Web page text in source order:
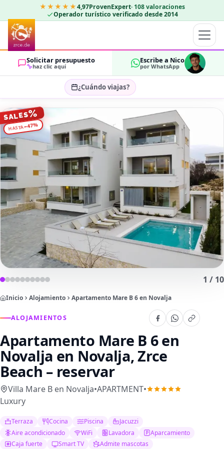
★★★★★4,97ProvenExpert· 108 valoraciones
Operador turístico verificado desde 2014
Solicitar presupuesto
haz clic aquí
Escribe a Nico
por WhatsApp
¿Cuándo viajas?
Seleccionar fechas…
HUÉSPEDES
2 OK
1 / 10
SALES%
HASTA−47%
Inicio Alojamiento Apartamento Mare B 6 en Novalja
ALOJAMIENTOS
Apartamento Mare B 6 en
Novalja en Novalja, Zrce
Beach – reservar
Villa Mare B en Novalja•APARTMENT•
Luxury
Terraza Cocina Piscina
Jacuzzi
Aire acondicionado
WiFi Lavadora
Aparcamiento
Caja fuerte
Smart TV
Admite mascotas